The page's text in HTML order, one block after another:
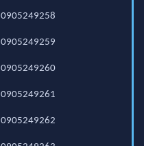
0905249258
0905249259
0905249260
0905249261
0905249262